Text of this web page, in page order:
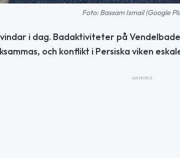
Foto: Bassam Ismail (Google
i dag. Badaktiviteter på
och konflikt i Persiska viken
ANNONS